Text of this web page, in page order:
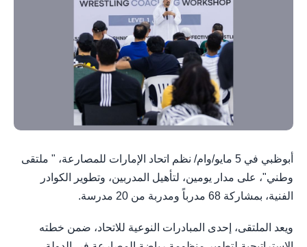
أبوظبي في 5 مايو/وام/ نظم اتحاد الإمارات للمصارعة، " ملتقى
وطني"، على مدار يومين، لتأهيل المدربين، وتطوير الكوادر
الفنية، بمشاركة 68 مدرباً ومدربة من 20 مدرسة.
ويعد الملتقى، إحدى المبادرات النوعية للاتحاد، ضمن خطته